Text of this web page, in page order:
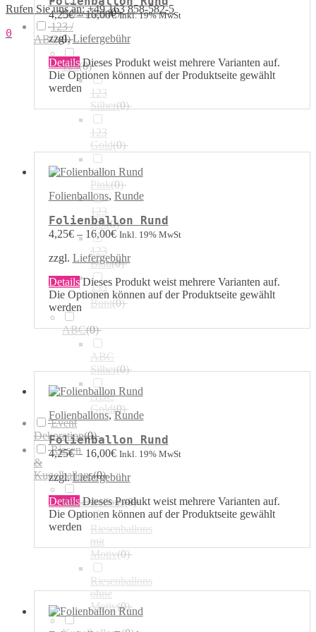
Rufen Sie uns an: +49 163 858-582-5
0
4,25€–16,00€ Inkl. 19% MwSt
zzgl.Liefergebühr
Details Dieses Produkt weist mehrere Varianten auf.
Die Optionen können auf der Produktseite gewählt
werden
Folienballons, Runde
Folienballon Rund
4,25€– 16,00€ Inkl. 19% MwSt
zzgl. Liefergebühr
Details Dieses Produkt weist mehrere Varianten auf.
Die Optionen können auf der Produktseite gewählt
werden
Folienballons,Runde
Folienballon Rund
4,25€– 16,00€ Inkl. 19% MwSt
zzgl.Liefergebühr
Details Dieses Produkt weist mehrere Varianten auf.
Die Optionen können auf der Produktseite gewählt
werden
Airwalker(0)
123 /
ABC(0)
123(0)
123
Silber(0)
123
Gold(0)
123
Pink(0)
123
Rot(0)
123
Blau(0)
123
Bunt(0)
ABC(0)
ABC
Silber(0)
ABC
Gold(0)
Event
Dekoration(0)
Riesen
&
Kugelballons(0)
Riesenballons(0)
Riesenballons
mit
Motiv(0)
Riesenballons
ohne
Motiv(0)